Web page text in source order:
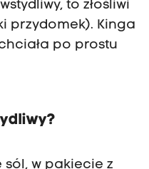
to złośliwi
przydomek). Kinga
po prostu
w pakiecie z